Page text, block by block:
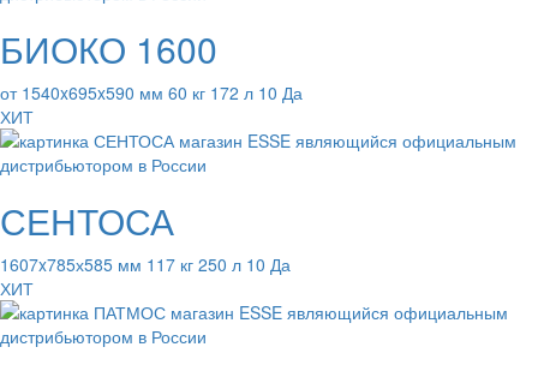
БИОКО 1600
от 1540x695x590 мм 60 кг 172 л 10 Да
ХИТ
СЕНТОСА
1607x785х585 мм 117 кг 250 л 10 Да
ХИТ